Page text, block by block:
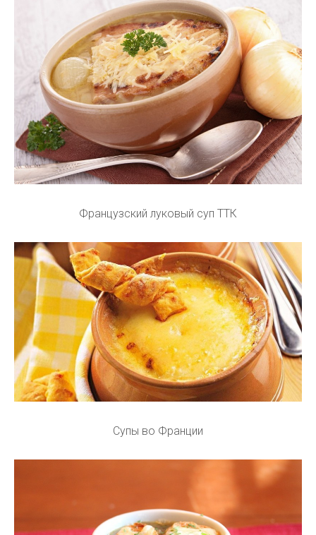
Французский луковый суп ТТК
Супы во Франции